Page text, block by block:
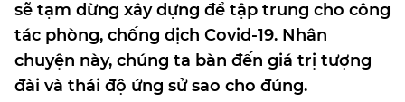
sẽ tạm dừng xây dựng để tập trung cho công
tác phòng, chống dịch Covid-19. Nhân
chuyện này, chúng ta bàn đến giá trị tượng
đài và thái độ ứng sử sao cho đúng.